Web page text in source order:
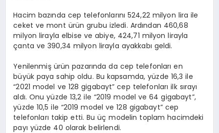
Hacim bazında cep telefonlarını 524,22 milyon lira ile
ceket ve mont ürün grubu izledi. Ardından 460,68
milyon lirayla elbise ve abiye, 424,71 milyon lirayla
çanta ve 390,34 milyon lirayla ayakkabı geldi.
Yenilenmiş ürün pazarında da cep telefonları en
büyük paya sahip oldu. Bu kapsamda, yüzde 16,3 ile
“2021 model ve 128 gigabayt” cep telefonları ilk sırayı
aldı. Onu yüzde 13,2 ile “2019 model ve 64 gigabayt”,
yüzde 10,5 ile “2019 model ve 128 gigabayt” cep
telefonları takip etti. Bu üç modelin toplam hacimdeki
payı yüzde 40 olarak belirlendi.